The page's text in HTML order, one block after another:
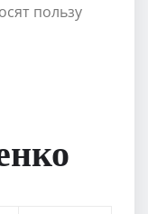
пользу